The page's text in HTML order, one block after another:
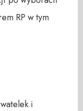
RP w tym
i